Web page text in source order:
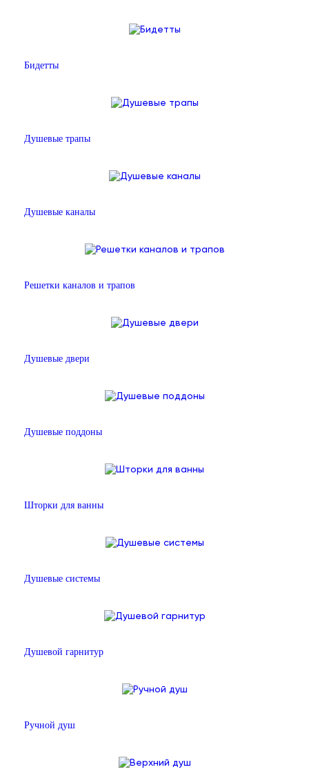
Бидетты
Душевые трапы
Душевые каналы
Решетки каналов и трапов
Душевые двери
Душевые поддоны
Шторки для ванны
Душевые системы
Душевой гарнитур
Ручной душ